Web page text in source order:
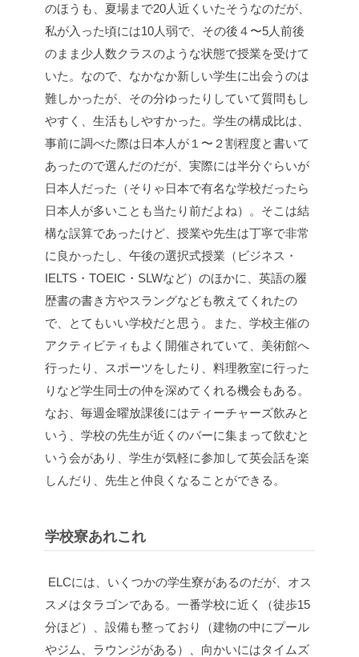
のほうも、夏場まで20人近くいたそうなのだが、
私が入った頃には10人弱で、その後４〜5人前後
のまま少人数クラスのような状態で授業を受けて
いた。なので、なかなか新しい学生に出会うのは
難しかったが、その分ゆったりしていて質問もし
やすく、生活もしやすかった。学生の構成比は、
事前に調べた際は日本人が１〜２割程度と書いて
あったので選んだのだが、実際には半分ぐらいが
日本人だった（そりゃ日本で有名な学校だったら
日本人が多いことも当たり前だよね）。そこは結
構な誤算であったけど、授業や先生は丁寧で非常
に良かったし、午後の選択式授業（ビジネス・
IELTS・TOEIC・SLWなど）のほかに、英語の履
歴書の書き方やスラングなども教えてくれたの
で、とてもいい学校だと思う。また、学校主催の
アクティビティもよく開催されていて、美術館へ
行ったり、スポーツをしたり、料理教室に行った
りなど学生同士の仲を深めてくれる機会もある。
なお、毎週金曜放課後にはティーチャーズ飲みと
いう、学校の先生が近くのバーに集まって飲むと
いう会があり、学生が気軽に参加して英会話を楽
しんだり、先生と仲良くなることができる。
学校寮あれこれ
ELCには、いくつかの学生寮があるのだが、オス
スメはタラゴンである。一番学校に近く（徒歩15
分ほど）、設備も整っており（建物の中にプール
やジム、ラウンジがある）、向かいにはタイムズ